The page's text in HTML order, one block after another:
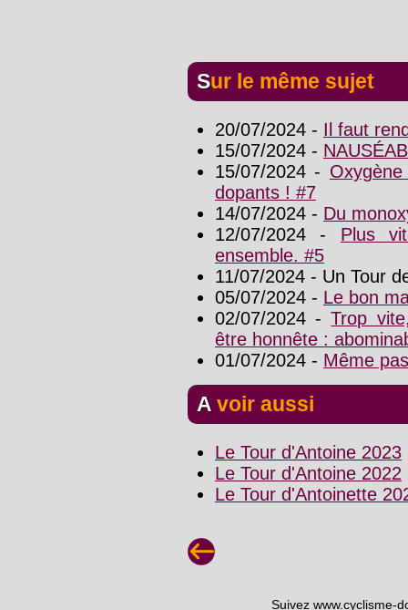
Sur le même sujet
20/07/2024 - Il faut
15/07/2024 -
15/07/2024 -
dopants ! #7
14/07/2024 - Du
12/07/2024 - Plus
ensemble. #5
11/07/2024 - Un Tour
05/07/2024 - Le bon
02/07/2024 -Trop
être honnête :
01/07/2024 - Même
A voir aussi
Le Tour d'Antoine 2023
Le Tour d'Antoine 2022
Le Tour d'Antoinette
Suivez www.cyclisme-